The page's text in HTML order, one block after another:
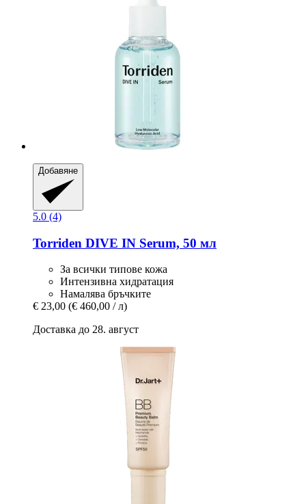
Добавяне
5.0 (4)
Torriden DIVE IN Serum, 50 мл
За всички типове кожа
Интензивна хидратация
Намалява бръчките
€ 23,00 (€ 460,00 / л)
Доставка до 28. август